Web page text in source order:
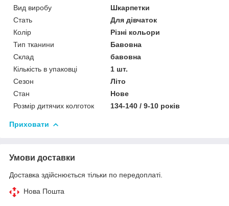
Вид виробу
Шкарпетки
Стать
Для дівчаток
Колір
Різні кольори
Тип тканини
Бавовна
Склад
бавовна
Кількість в упаковці
1 шт.
Сезон
Літо
Стан
Нове
Розмір дитячих колготок
134-140 / 9-10 років
Приховати
Умови доставки
Доставка здійснюється тільки по передоплаті.
Нова Пошта